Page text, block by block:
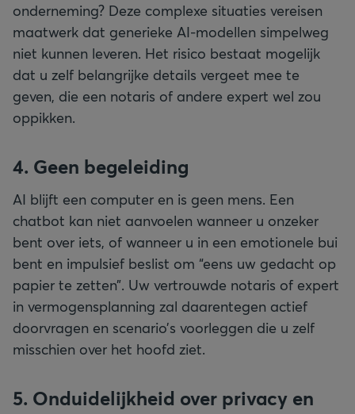
onderneming? Deze complexe situaties vereisen
maatwerk dat generieke AI-modellen simpelweg
niet kunnen leveren. Het risico bestaat mogelijk
dat u zelf belangrijke details vergeet mee te
geven, die een notaris of andere expert wel zou
oppikken.
4. Geen begeleiding
AI blijft een computer en is geen mens. Een
chatbot kan niet aanvoelen wanneer u onzeker
bent over iets, of wanneer u in een emotionele bui
bent en impulsief beslist om “eens uw gedacht op
papier te zetten”. Uw vertrouwde notaris of expert
in vermogensplanning zal daarentegen actief
doorvragen en scenario’s voorleggen die u zelf
misschien over het hoofd ziet.
5. Onduidelijkheid over privacy en